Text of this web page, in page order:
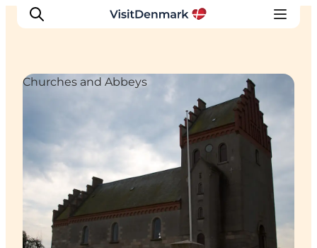
Inspiratie
Bestemmingen
Wat te doen
Accommodaties
Plan je reis
Churches and Abbeys